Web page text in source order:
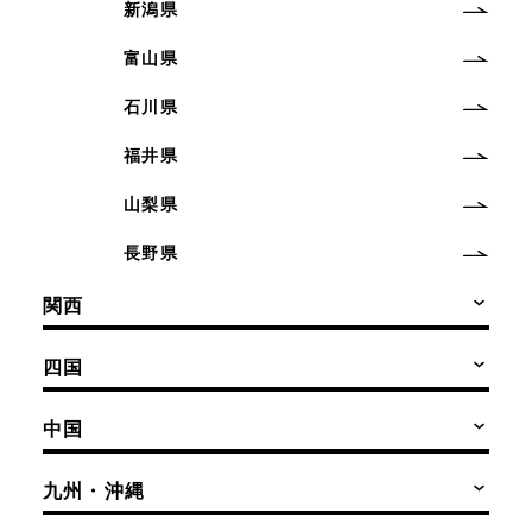
新潟県
富山県
石川県
福井県
山梨県
長野県
関西
四国
中国
九州・沖縄